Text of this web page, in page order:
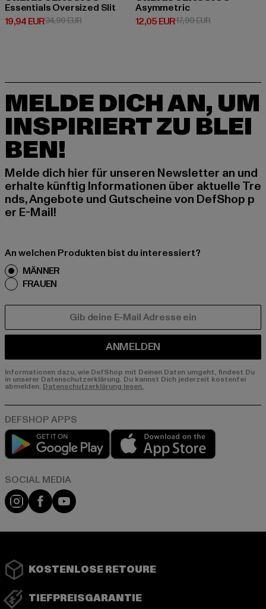
Essentials Oversized Slit
19,94 EUR
Derzeitiger Preis: 19,94 EUR
34,99 EURAktionspreis: 34,99 EUR
Asymmetric
12,05 EUR
Derzeitiger Preis: 12,05 EUR
17,99 EURAktionspreis:
MELDE DICH AN, UM
INSPIRIERT ZU BLEI
BEN!
Melde dich hier für unseren Newsletter an und
erhalte künftig Informationen über aktuelle Tre
nds, Angebote und Gutscheine von DefShop p
er E-Mail!
An welchen Produkten bist du interessiert?
MÄNNER
FRAUEN
ANMELDEN
Informationen dazu, wie DefShop mit Deinen Daten umgeht, findest Du
in unserer Datenschutzerklärung. Du kannst Dich jederzeit kostenfei
abmelden. Datenschutzerklärung lesen.
Play market
Instagram
FacebookYouTube
KOSTENLOSE RETOURE
TIEFPREISGARANTIE